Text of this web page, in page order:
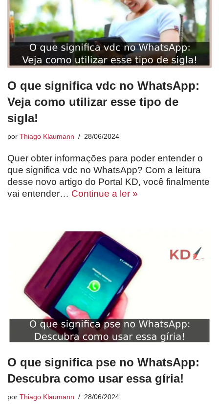
O que significa vdc no WhatsApp:
Veja como utilizar esse tipo de
sigla!
por Thiago Klaumann 28/06/2024
Quer obter informações para poder entender o
que significa vdc no WhatsApp? Com a leitura
desse novo artigo do Portal KD, você finalmente
vai entender… Continue a ler »
O que significa pse no WhatsApp:
Descubra como usar essa gíria!
por Thiago Klaumann 28/06/2024